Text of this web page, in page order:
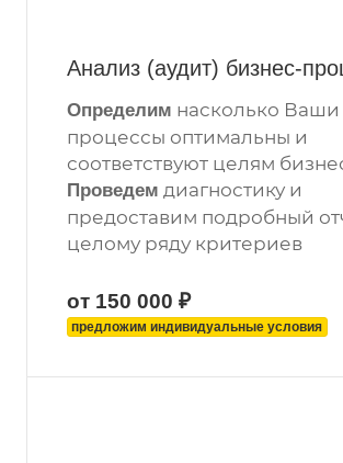
Анализ (аудит) бизнес-
Определим насколько Ваши
процессы оптимальны и
соответствуют целям
Проведем диагностику и
предоставим подробный
целому ряду критериев
от 150 000 ₽
предложим индивидуальные условия